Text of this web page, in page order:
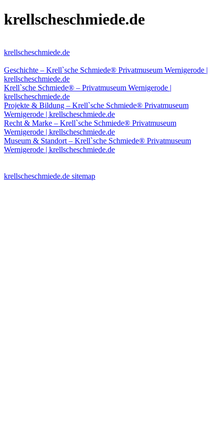
krellscheschmiede.de
krellscheschmiede.de
Geschichte – Krell`sche Schmiede® Privatmuseum Wernigerode |
krellscheschmiede.de
Krell`sche Schmiede® – Privatmuseum Wernigerode |
krellscheschmiede.de
Projekte & Bildung – Krell`sche Schmiede® Privatmuseum
Wernigerode | krellscheschmiede.de
Recht & Marke – Krell`sche Schmiede® Privatmuseum
Wernigerode | krellscheschmiede.de
Museum & Standort – Krell`sche Schmiede® Privatmuseum
Wernigerode | krellscheschmiede.de
krellscheschmiede.de sitemap